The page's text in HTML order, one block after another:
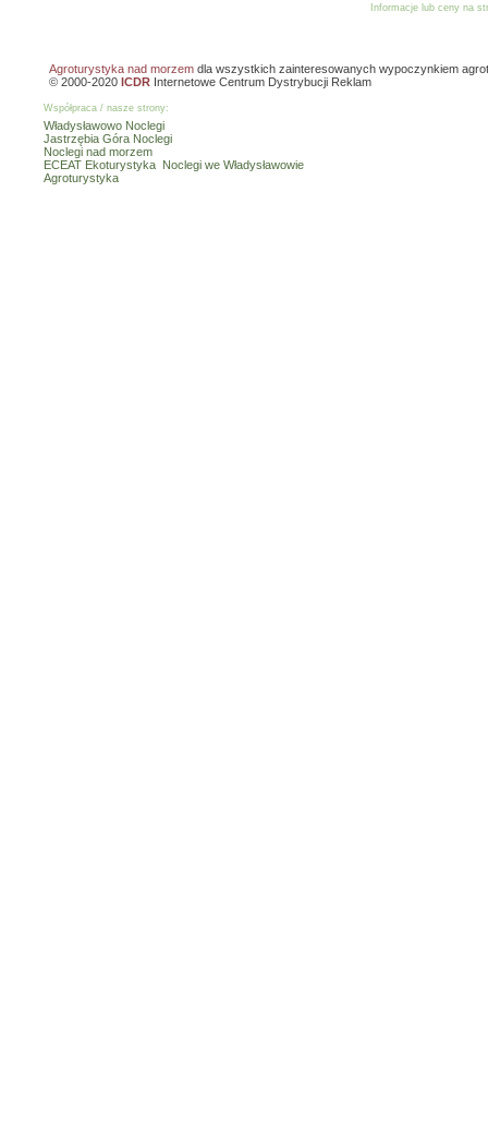
Informacje lub ceny na
Agroturystyka nad morzem dla wszystkich zainteresowanych wypoczynkiem
© 2000-2020 ICDR Internetowe Centrum Dystrybucji Reklam
Współpraca / nasze strony:
Władysławowo Noclegi
Jastrzębia Góra Noclegi
Noclegi nad morzem
ECEAT Ekoturystyka Noclegi we Władysławowie
Agroturystyka